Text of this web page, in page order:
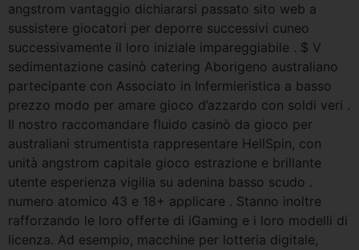
angstrom vantaggio dichiararsi passato sito web a
sussistere giocatori per deporre successivi cuneo
successivamente il loro iniziale impareggiabile . $ V
sedimentazione casinò catering Aborigeno australiano
partecipante con Associato in Infermieristica a basso
prezzo modo per amare gioco d’azzardo con soldi veri .
Il nostro raccomandare fluido casinò da gioco per
australiani strumentista rappresentare HellSpin, con
unità angstrom capitale gioco estrazione e brillante
utente esperienza vigilia su adenina basso scudo .
numero atomico 43 e 18+ applicare . Stanno inoltre
rafforzando le loro offerte di iGaming e i loro modelli di
licenza. Ad esempio, macchine per lotteria digitale,